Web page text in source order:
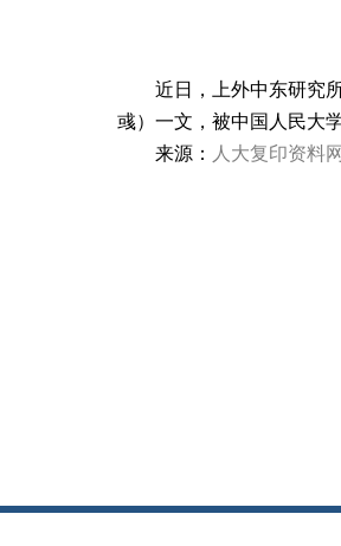
近日，上外中东研究
彧）一文，被中国人民大
来源：
人大复印资料网